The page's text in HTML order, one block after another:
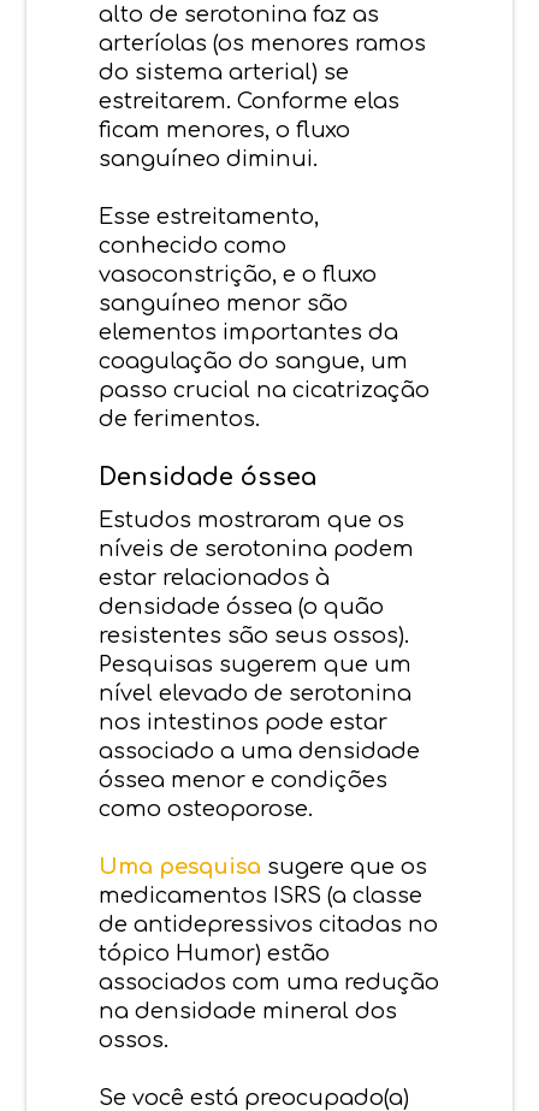
alto de serotonina faz as
arteríolas (os menores ramos
do sistema arterial) se
estreitarem. Conforme elas
ficam menores, o fluxo
sanguíneo diminui.
Esse estreitamento,
conhecido como
vasoconstrição, e o fluxo
sanguíneo menor são
elementos importantes da
coagulação do sangue, um
passo crucial na cicatrização
de ferimentos.
Densidade óssea
Estudos mostraram que os
níveis de serotonina podem
estar relacionados à
densidade óssea (o quão
resistentes são seus ossos).
Pesquisas sugerem que um
nível elevado de serotonina
nos intestinos pode estar
associado a uma densidade
óssea menor e condições
como osteoporose.
Uma pesquisa sugere que os
medicamentos ISRS (a classe
de antidepressivos citadas no
tópico Humor) estão
associados com uma redução
na densidade mineral dos
ossos.
Se você está preocupado(a)